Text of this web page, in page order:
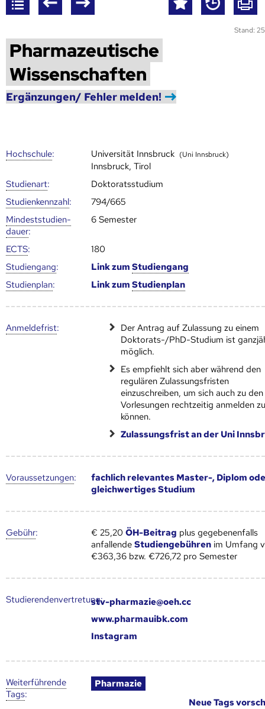
Stand:
Pharmazeutische
Wissenschaften
Ergänzungen/ Fehler melden!
Hoch­schule: Universität Innsbruck (Uni Innsbruck)
Innsbruck, Tirol
Studienart:
Doktoratsstudium
Studien­kenn­zahl:
794/665
Mindest­studien­
dauer:
6 Semester
ECTS:
180
Studien­gang: Link zumStudien­gang
Studien­plan: Link zumStudien­plan
Anmelde­frist:
Der Antrag auf Zulassung zu einem
Doktorats-/PhD-Studium ist
möglich.
Es empfiehlt sich aber während den
regulären Zulassungsfristen
einzuschreiben, um sich auch zu den
Vorlesungen rechtzeitig anmelden
können.
Zulassungsfrist an der Uni
Voraus­setzungen:
fachlich relevantes Master-, Diplom
gleichwertiges Studium
Gebühr: € 25,20ÖH-Beitrag plus gegebenenfalls
anfallendeStudiengebühren im Umfang
€363,36 bzw. €726,72 pro Semester
Studierendenvertretung:stv-pharmazie@oeh.cc
www.pharmauibk.com
Instagram
Weiter­führende
Tags:
Pharmazie
Neue Tags